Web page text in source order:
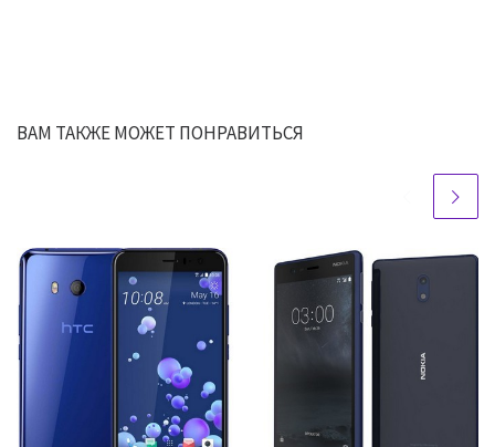
ВАМ ТАКЖЕ МОЖЕТ ПОНРАВИТЬСЯ